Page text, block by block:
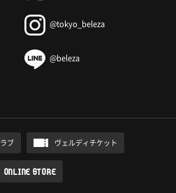
@tokyo_beleza
@beleza
ブ ヴェルディチケット
ONLINE STORE